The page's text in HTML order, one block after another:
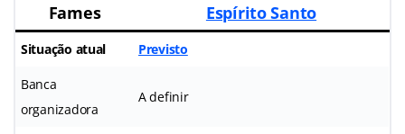
Fames
Espírito Santo
Situação atual Previsto
Banca
organizadora
A definir